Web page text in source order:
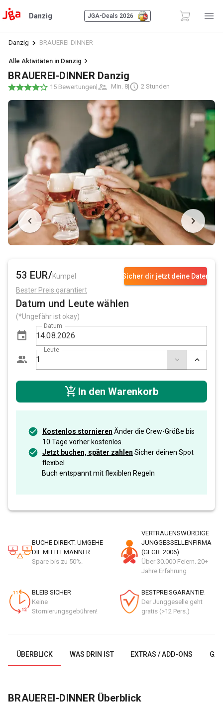
Danzig JGA-Deals 2026
Danzig BRAUEREI-DINNER
Alle Aktivitäten in Danzig
BRAUEREI-DINNER Danzig
15 Bewertungen| Min. 8| 2 Stunden
Sicher dir jetzt deine Daten
53 EUR/Kumpel
Bester Preis garantiert
Datum und Leute wählen
(*Ungefähr ist okay)
Datum
Leute
In den Warenkorb
Kostenlos stornieren Änder die Crew-Größe bis
10 Tage vorher kostenlos.
Jetzt buchen, später zahlen Sicher deinen Spot
flexibel
Buch entspannt mit flexiblen Regeln
BUCHE DIREKT. UMGEHE
DIE MITTELMÄNNER
Spare bis zu 50%.
VERTRAUENSWÜRDIGE
JUNGGESSELLENFIRMA
(GEGR. 2006)
Über 30.000 Feiern. 20+
Jahre Erfahrung
BLEIB SICHER
Keine
Stornierungsgebühren!
BESTPREISGARANTIE!
Der Junggeselle geht
gratis (>12 Pers.)
ÜBERBLICK WAS DRIN IST EXTRAS / ADD-ONS
BRAUEREI-DINNER Überblick